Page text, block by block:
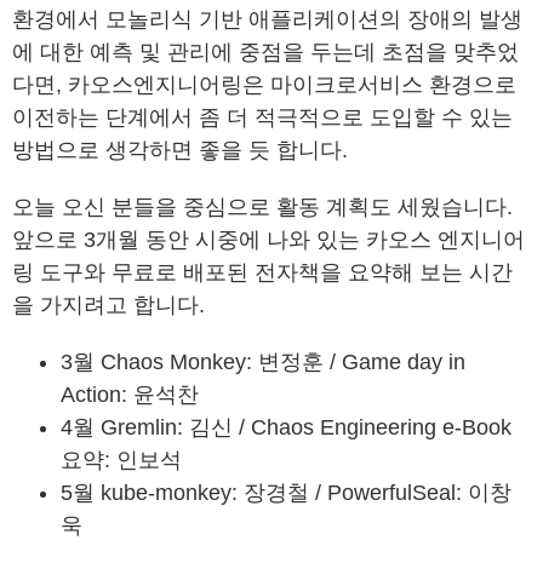
환경에서 모놀리식 기반 애플리케이션의 장애의 발생
에 대한 예측 및 관리에 중점을 두는데 초점을 맞추었
다면, 카오스엔지니어링은 마이크로서비스 환경으로
이전하는 단계에서 좀 더 적극적으로 도입할 수 있는
방법으로 생각하면 좋을 듯 합니다.
오늘 오신 분들을 중심으로 활동 계획도 세웠습니다.
앞으로 3개월 동안 시중에 나와 있는 카오스 엔지니어
링 도구와 무료로 배포된 전자책을 요약해 보는 시간
을 가지려고 합니다.
3월 Chaos Monkey: 변정훈 / Game day in
Action: 윤석찬
4월 Gremlin: 김신 / Chaos Engineering e-Book
요약: 인보석
5월 kube-monkey: 장경철 / PowerfulSeal: 이창
욱